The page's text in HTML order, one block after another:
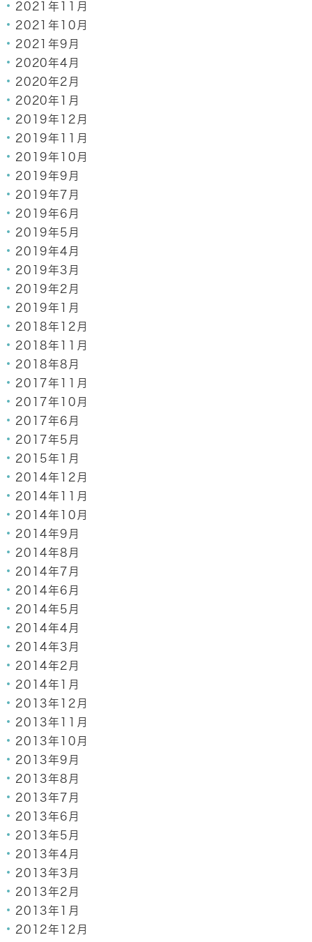
2021年11月
2021年10月
2021年9月
2020年4月
2020年2月
2020年1月
2019年12月
2019年11月
2019年10月
2019年9月
2019年7月
2019年6月
2019年5月
2019年4月
2019年3月
2019年2月
2019年1月
2018年12月
2018年11月
2018年8月
2017年11月
2017年10月
2017年6月
2017年5月
2015年1月
2014年12月
2014年11月
2014年10月
2014年9月
2014年8月
2014年7月
2014年6月
2014年5月
2014年4月
2014年3月
2014年2月
2014年1月
2013年12月
2013年11月
2013年10月
2013年9月
2013年8月
2013年7月
2013年6月
2013年5月
2013年4月
2013年3月
2013年2月
2013年1月
2012年12月